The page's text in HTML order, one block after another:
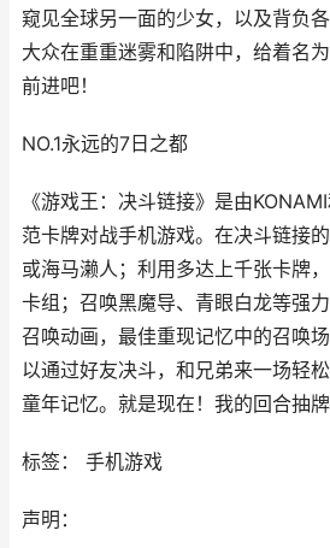
窥见全球另一面的少女，以及背负
大众在重重迷雾和陷阱中，给着名
前进吧！
NO.1永远的7日之都
《游戏王：决斗链接》是由
范卡牌对战手机游戏。在决斗链接
或海马濑人；利用多达上千张卡牌
卡组；召唤黑魔导、青眼白龙等强
召唤动画，最佳重现记忆中的召唤
以通过好友决斗，和兄弟来一场轻
童年记忆。就是现在！我的回合抽牌
标签： 手机游戏
声明：